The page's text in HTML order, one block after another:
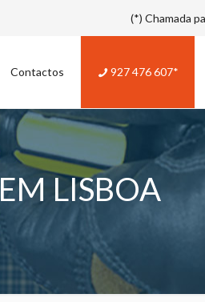
(*) Chamada
Contactos 927 476 607*
LISBOA